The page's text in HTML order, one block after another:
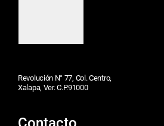
Revolución N° 77, Col. Centro,
Xalapa, Ver. C.P.91000